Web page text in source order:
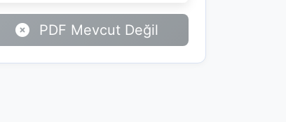
PDF Mevcut Değil